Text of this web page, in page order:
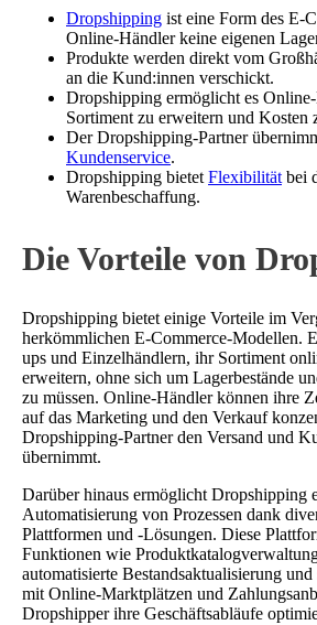
Dropshipping ist eine Form des E-
Online-Händler keine eigenen
Produkte werden direkt vom
an die Kund:innen verschickt.
Dropshipping ermöglicht es
Sortiment zu erweitern und Kosten
Der Dropshipping-Partner
Kundenservice.
Dropshipping bietet Flexibilität bei
Warenbeschaffung.
Die Vorteile von
Dropshipping bietet einige Vorteile im
herkömmlichen E-Commerce-Modellen.
ups und Einzelhändlern, ihr Sortiment
erweitern, ohne sich um Lagerbestände
zu müssen. Online-Händler können ihre
auf das Marketing und den Verkauf
Dropshipping-Partner den Versand und
übernimmt.
Darüber hinaus ermöglicht Dropshipping
Automatisierung von Prozessen dank
Plattformen und -Lösungen. Diese
Funktionen wie
automatisierte Bestandsaktualisierung
mit Online-Marktplätzen und
Dropshipper ihre Geschäftsabläufe